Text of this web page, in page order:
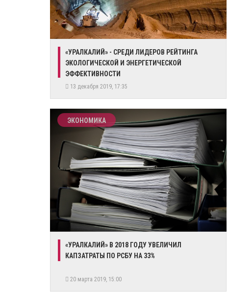
​«УРАЛКАЛИЙ» - СРЕДИ ЛИДЕРОВ РЕЙТИНГА
ЭКОЛОГИЧЕСКОЙ И ЭНЕРГЕТИЧЕСКОЙ
ЭФФЕКТИВНОСТИ
13 декабря 2019, 17:35
ЭКОНОМИКА
​«УРАЛКАЛИЙ» В 2018 ГОДУ УВЕЛИЧИЛ
КАПЗАТРАТЫ ПО РСБУ НА 33%
20 марта 2019, 15:00